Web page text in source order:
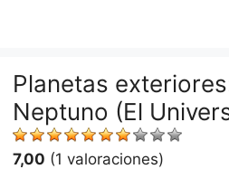
Planetas
Neptuno (El
7,00 (1 valoraciones)